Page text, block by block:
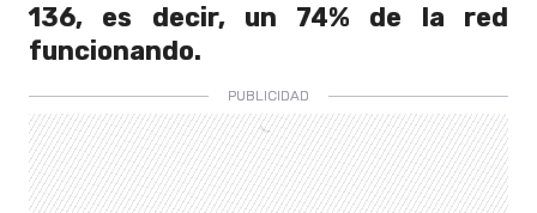
136, es decir, un 74% de la red
funcionando.